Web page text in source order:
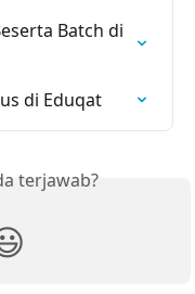
Batch di
di Eduqat
terjawab?